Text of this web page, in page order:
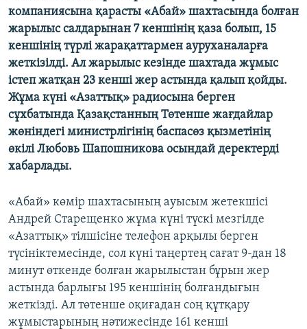
компаниясына қарасты «Абай» шахтасында болған
жарылыс салдарынан 7 кеншінің қаза болып, 15
кеншінің түрлі жарақаттармен ауруханаларға
жеткізілді. Ал жарылыс кезінде шахтада жұмыс
істеп жатқан 23 кенші жер астында қалып қойды.
Жұма күні «Азаттық» радиосына берген
сұхбатында Қазақстанның Төтенше жағдайлар
жөніндегі министрлігінің баспасөз қызметінің
өкілі Любовь Шапошникова осындай деректерді
хабарлады.
«Абай» көмір шахтасының ауысым жетекшісі
Андрей Старещенко жұма күні түскі мезгілде
«Азаттық» тілшісіне телефон арқылы берген
түсініктемесінде, сол күні таңертең сағат 9-дан 18
минут өткенде болған жарылыстан бұрын жер
астында барлығы 195 кеншінің болғандығын
жеткізді. Ал төтенше оқиғадан соң құтқару
жұмыстарының нәтижесінде 161 кенші